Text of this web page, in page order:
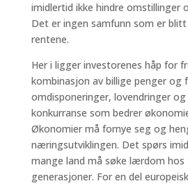
imidlertid ikke hindre omstillinger
Det er ingen samfunn som er
rentene.
Her i ligger investorenes håp for
kombinasjon av billige penger og
omdisponeringer, lovendringer
konkurranse som bedrer
Økonomier må fornye seg og
næringsutviklingen. Det spørs
mange land må søke lærdom hos
generasjoner. For en del